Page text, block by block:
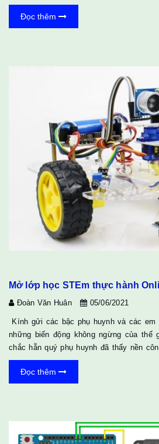
khiển bởi não bộ. Không cần thiết phải
quan để chạm đầu ngón tay vào mũi.
cách người ta chế tạo một con robot
Đọc thêm
Mở lớp học STEm thực hành
Đoàn Văn Huân 05/06/2021
Kính gửi các bậc phụ huynh và các
những biến động không ngừng của thế
chắc hẵn quý phụ huynh đã thấy nền
đang phát triển và thay đổi theo từng
con người không còn gì là xa lạ nữa,
bắt kịp với những thay đổi đó. Trong khi
Đọc thêm